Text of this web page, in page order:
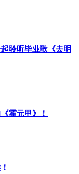
聆听毕业歌《去明
霍元甲》！